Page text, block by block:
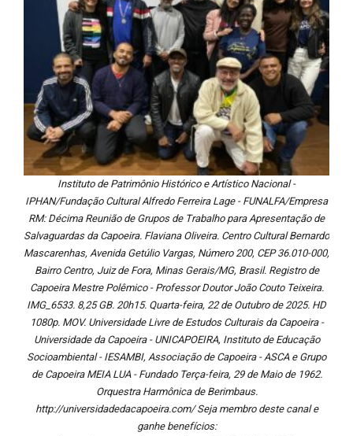
Instituto de Patrimônio Histórico e Artístico Nacional -
IPHAN/Fundação Cultural Alfredo Ferreira Lage - FUNALFA/Empresa
RM: Décima Reunião de Grupos de Trabalho para Apresentação de
Salvaguardas da Capoeira. Flaviana Oliveira. Centro Cultural Bernardo
Mascarenhas, Avenida Getúlio Vargas, Número 200, CEP 36.010-000,
Bairro Centro, Juiz de Fora, Minas Gerais/MG, Brasil. Registro de
Capoeira Mestre Polêmico - Professor Doutor João Couto Teixeira.
IMG_6533. 8,25 GB. 20h15. Quarta-feira, 22 de Outubro de 2025. HD
1080p. MOV. Universidade Livre de Estudos Culturais da Capoeira -
Universidade da Capoeira - UNICAPOEIRA, Instituto de Educação
Socioambiental - IESAMBI, Associação de Capoeira - ASCA e Grupo
de Capoeira MEIA LUA - Fundado Terça-feira, 29 de Maio de 1962.
Orquestra Harmônica de Berimbaus.
http://universidadedacapoeira.com/ Seja membro deste canal e
ganhe benefícios: